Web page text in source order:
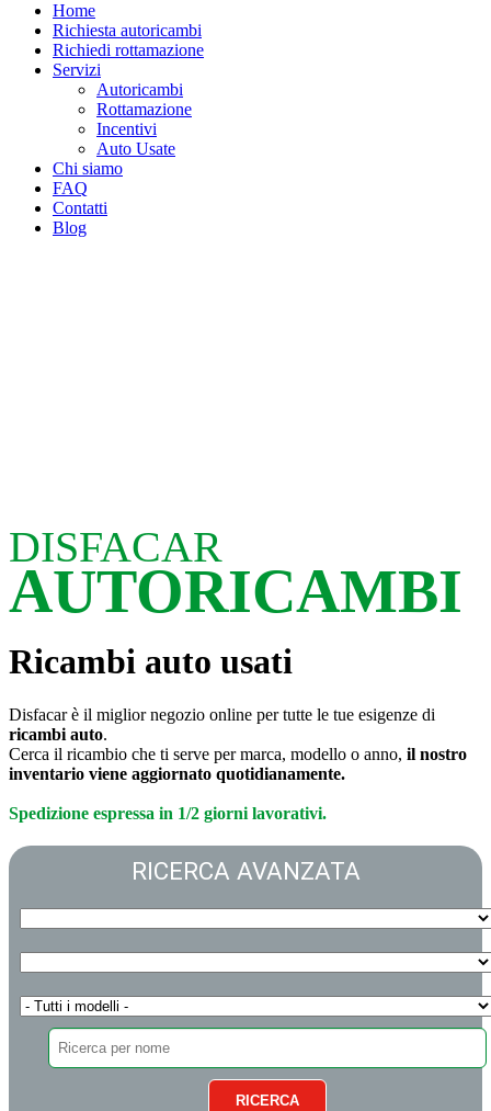
Home
Richiesta autoricambi
Richiedi rottamazione
Servizi
Autoricambi
Rottamazione
Incentivi
Auto Usate
Chi siamo
FAQ
Contatti
Blog
DISFACAR
AUTORICAMBI
Ricambi auto usati
Disfacar è il miglior negozio online per tutte le tue esigenze di
ricambi auto.
Cerca il ricambio che ti serve per marca, modello o anno, il nostro
inventario viene aggiornato quotidianamente.
Spedizione espressa in 1/2 giorni lavorativi.
RICERCA AVANZATA
RICERCA